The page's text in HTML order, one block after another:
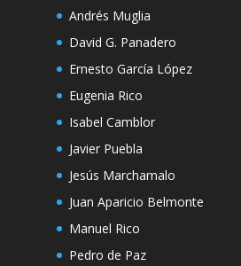
Andrés Muglia
David G. Panadero
Ernesto García López
Eugenia Rico
Isabel Camblor
Javier Puebla
Jesús Marchamalo
Juan Aparicio Belmonte
Manuel Rico
Pedro de Paz